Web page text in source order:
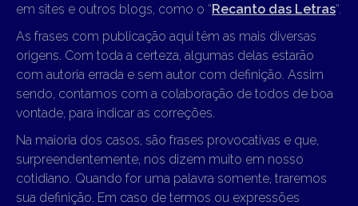
em sites e outros blogs, como o “Recanto das Letras“.
As frases com publicação aqui têm as mais diversas
origens. Com toda a certeza, algumas delas estarão
com autoria errada e sem autor com definição. Assim
sendo, contamos com a colaboração de todos de boa
vontade, para indicar as correções.
Na maioria dos casos, são frases provocativas e que,
surpreendentemente, nos dizem muito em nosso
cotidiano. Quando for uma palavra somente, traremos
sua definição. Em caso de termos ou expressões